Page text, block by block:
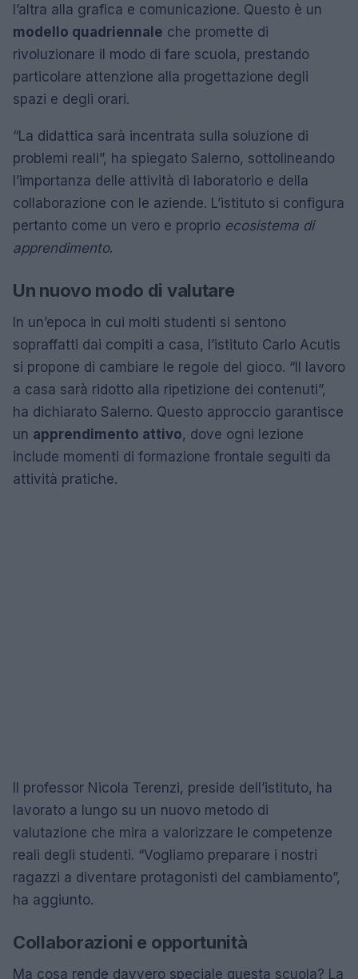
l’altra alla grafica e comunicazione. Questo è un
modello quadriennale che promette di
rivoluzionare il modo di fare scuola, prestando
particolare attenzione alla progettazione degli
spazi e degli orari.
“La didattica sarà incentrata sulla soluzione di
problemi reali”, ha spiegato Salerno, sottolineando
l’importanza delle attività di laboratorio e della
collaborazione con le aziende. L’istituto si configura
pertanto come un vero e proprio ecosistema di
apprendimento.
Un nuovo modo di valutare
In un’epoca in cui molti studenti si sentono
sopraffatti dai compiti a casa, l’istituto Carlo Acutis
si propone di cambiare le regole del gioco. “Il lavoro
a casa sarà ridotto alla ripetizione dei contenuti”,
ha dichiarato Salerno. Questo approccio garantisce
un apprendimento attivo, dove ogni lezione
include momenti di formazione frontale seguiti da
attività pratiche.
Il professor Nicola Terenzi, preside dell’istituto, ha
lavorato a lungo su un nuovo metodo di
valutazione che mira a valorizzare le competenze
reali degli studenti. “Vogliamo preparare i nostri
ragazzi a diventare protagonisti del cambiamento”,
ha aggiunto.
Collaborazioni e opportunità
Ma cosa rende davvero speciale questa scuola? La